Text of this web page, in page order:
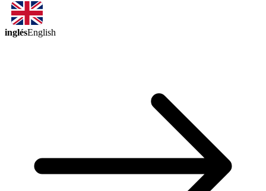
inglésEnglish